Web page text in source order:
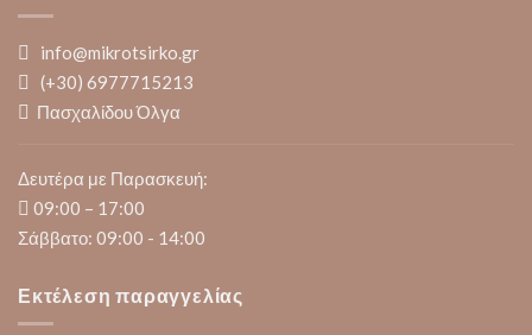
info@mikrotsirko.gr
(+30) 6977715213
Πασχαλίδου Όλγα
Δευτέρα με Παρασκευή:
09:00 – 17:00
Σάββατο: 09:00 - 14:00
Εκτέλεση παραγγελίας